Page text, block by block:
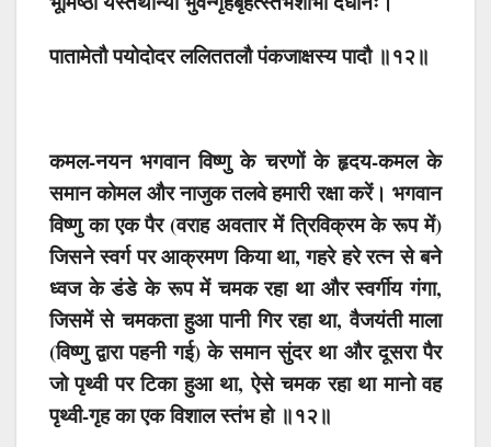
पातामेतौ पयोदोदर ललिततलौ पंकजाक्षस्य पादौ ॥१२॥
कमल-नयन भगवान विष्णु के चरणों के हृदय-कमल के
समान कोमल और नाजुक तलवे हमारी रक्षा करें। भगवान
विष्णु का एक पैर (वराह अवतार में त्रिविक्रम के रूप में)
जिसने स्वर्ग पर आक्रमण किया था, गहरे हरे रत्न से बने
ध्वज के डंडे के रूप में चमक रहा था और स्वर्गीय गंगा,
जिसमें से चमकता हुआ पानी गिर रहा था, वैजयंती माला
(विष्णु द्वारा पहनी गई) के समान सुंदर था और दूसरा पैर
जो पृथ्वी पर टिका हुआ था, ऐसे चमक रहा था मानो वह
पृथ्वी-गृह का एक विशाल स्तंभ हो ॥१२॥